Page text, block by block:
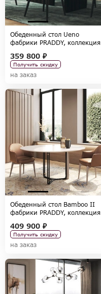
Обеденный стол Ueno
фабрики PRADDY, коллекция
359 800 ₽
Получить скидку
на заказ
Обеденный стол Bamboo II
фабрики PRADDY, коллекция
409 900 ₽
Получить скидку
на заказ